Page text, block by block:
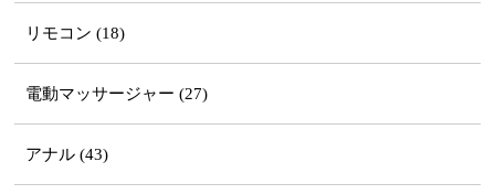
リモコン (18)
電動マッサージャー (27)
アナル (43)